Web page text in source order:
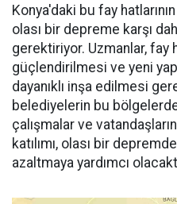
Konya'daki bu fay
olası bir depreme karşı
gerektiriyor. Uzmanlar, fay
güçlendirilmesi ve yeni
dayanıklı inşa edilmesi
belediyelerin bu
çalışmalar ve
katılımı, olası bir
azaltmaya yardımcı